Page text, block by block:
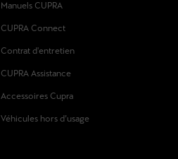
Manuels CUPRA
CUPRA Connect
Contrat d'entretien
CUPRA Assistance
Accessoires Cupra
Véhicules hors d’usage